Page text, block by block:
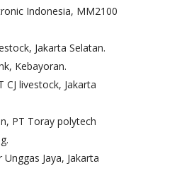
Indonesia, MM2100
Jakarta Selatan.
Kebayoran.
CJ livestock, Jakarta
PT Toray polytech
Unggas Jaya, Jakarta